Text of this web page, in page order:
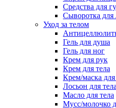
Средства для
Сыворотка для
Уход за телом
Гель для душа
Гель для ног
Крем для рук
Крем для тела
Крем/маска
Лосьон для тела
Масло для тела
Мусс/молочко